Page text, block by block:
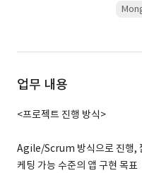
업무 내용
<프로젝트 진행 방식>
Agile/Scrum 방식으로 진행,
케팅 가능 수준의 앱 구현 목표